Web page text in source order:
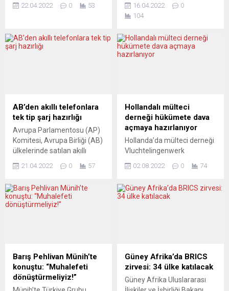
bu ülkeye destek
AB ile ABD arasında
Brüksel’de istişare
Sannino, ABD tarafında ise
Dışişleri Bakan Yardımcısı
Wendy Sherman başkanlık...
22.04.2022 0 53
Christian Schmidt’in, “Bonn
Yetkileri” kapsamında Sırp
Meclisinde kabul edilen
yasayı askıya almasına tepki
etmeyiz ve edemeyiz” dedi.
Cumhurbaşkanı Vucic,
başkent Belgrad’da Bosna
Hersek Devlet Başkanlık
Konseyi Sırp Üyesi Milorad
Dodik’i kabul...
16.04.2022
0
104
AB’den akıllı telefonlara
tek tip şarj hazırlığı
Avrupa Parlamentosu (AP)
Komitesi, Avrupa Birliği (AB)
ülkelerinde satılan akıllı
gibi elektronik cihazlarda
kullanılmasını zorunlu hale
getirecek yasal
elektronik cihazların USB-C,
Micro USB ve Lightning gibi
farklı...
21.04.2022 0 57
Hollandalı mülteci
derneği hükümete dava
açmaya hazırlanıyor
Hollanda’da mülteci derneği
Vluchtelingenwerk
hükümetine ve Sığınmacı
(COA), mültecilere gerekli
ilticacılara gerekli hukuki
korumayı sağlayamadığı
davanın açılmış olacağı
02.08.2022 0 74
Barış Pehlivan Münih’te
konuştu: “Muhalefeti
dönüştürmeliyiz!”
Güney Afrika’da BRICS
zirvesi: 34 ülke katılacak
Güney Afrika Uluslararası